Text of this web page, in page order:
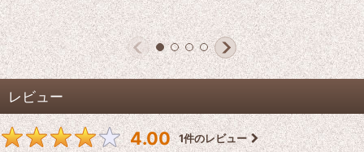
レビュー
4.00 1件のレビュー